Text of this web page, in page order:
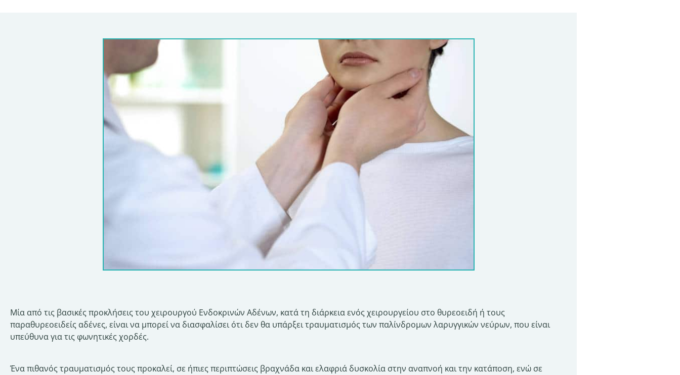
Μία από τις βασικές προκλήσεις του χειρουργού Ενδοκρινών Αδένων, κατά τη διάρκεια ενός χειρουργείου στο θυρεοειδή ή τους
παραθυρεοειδείς αδένες, είναι να μπορεί να διασφαλίσει ότι δεν θα υπάρξει τραυματισμός των παλίνδρομων λαρυγγικών νεύρων, που είναι
υπεύθυνα για τις φωνητικές χορδές.
Ένα πιθανός τραυματισμός τους προκαλεί, σε ήπιες περιπτώσεις βραχνάδα και ελαφριά δυσκολία στην αναπνοή και την κατάποση, ενώ σε